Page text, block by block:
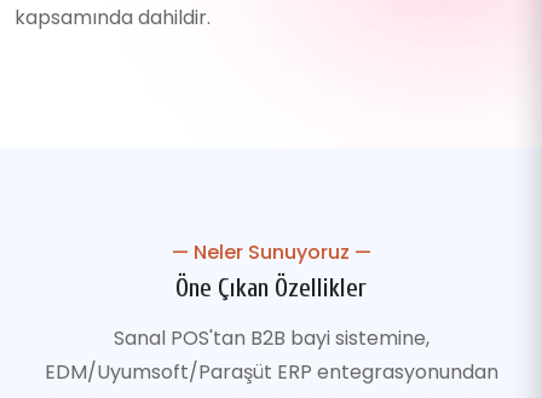
kapsamında dahildir.
— Neler Sunuyoruz —
Öne Çıkan Özellikler
Sanal POS'tan B2B bayi sistemine,
EDM/Uyumsoft/Paraşüt ERP entegrasyonundan